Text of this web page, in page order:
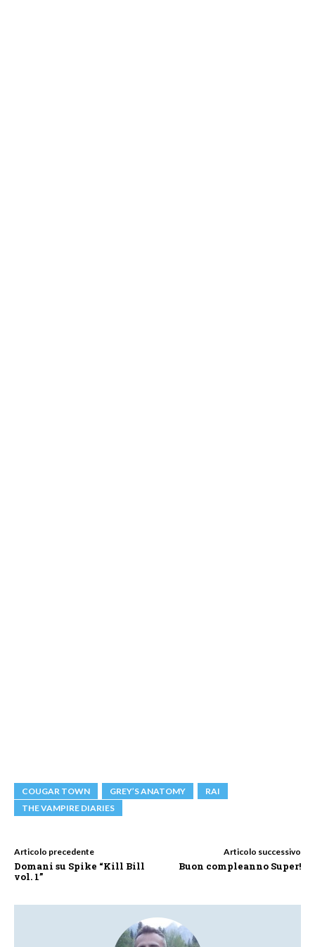
COUGAR TOWN GREY’S ANATOMY
RAI
THE VAMPIRE DIARIES
Articolo precedente
Domani su Spike “Kill Bill
vol. 1”
Articolo successivo
Buon compleanno Super!